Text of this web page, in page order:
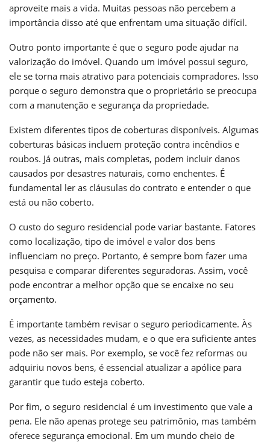
aproveite mais a vida. Muitas pessoas não percebem a
importância disso até que enfrentam uma situação difícil.
Outro ponto importante é que o seguro pode ajudar na
valorização do imóvel. Quando um imóvel possui seguro,
ele se torna mais atrativo para potenciais compradores. Isso
porque o seguro demonstra que o proprietário se preocupa
com a manutenção e segurança da propriedade.
Existem diferentes tipos de coberturas disponíveis. Algumas
coberturas básicas incluem proteção contra incêndios e
roubos. Já outras, mais completas, podem incluir danos
causados por desastres naturais, como enchentes. É
fundamental ler as cláusulas do contrato e entender o que
está ou não coberto.
O custo do seguro residencial pode variar bastante. Fatores
como localização, tipo de imóvel e valor dos bens
influenciam no preço. Portanto, é sempre bom fazer uma
pesquisa e comparar diferentes seguradoras. Assim, você
pode encontrar a melhor opção que se encaixe no seu
orçamento.
É importante também revisar o seguro periodicamente. Às
vezes, as necessidades mudam, e o que era suficiente antes
pode não ser mais. Por exemplo, se você fez reformas ou
adquiriu novos bens, é essencial atualizar a apólice para
garantir que tudo esteja coberto.
Por fim, o seguro residencial é um investimento que vale a
pena. Ele não apenas protege seu patrimônio, mas também
oferece segurança emocional. Em um mundo cheio de